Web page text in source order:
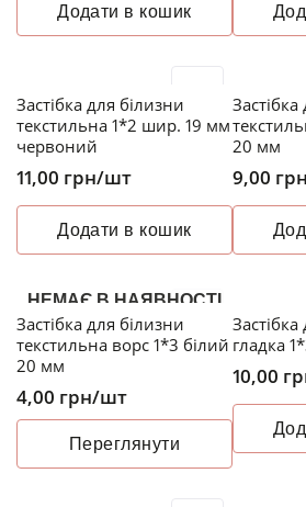
Додати в кошик
Застібка для білизни
текстильна 1*2 шир. 19 мм
червоний
11,00 грн/шт
Додати в кошик
20 мм
9,00 грн
НЕМАЄ В НАЯВНОСТІ
Застібка для білизни
текстильна ворс 1*3 білий
20 мм
4,00 грн/шт
Переглянути
гладка
10,00